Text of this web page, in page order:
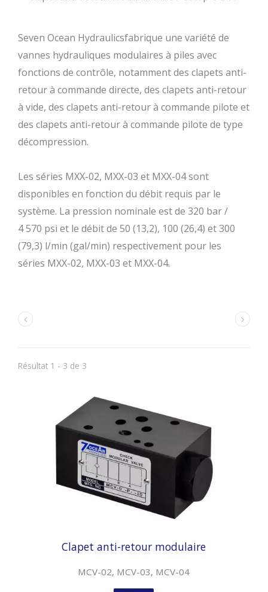
Seven Ocean Hydraulicsfabrique une variété de
vannes hydrauliques modulaires à piles avec
fonctions de contrôle, notamment des clapets anti-
retour à commande directe, des clapets anti-retour
à vide, des clapets anti-retour à commande pilote et
des clapets anti-retour à commande pilote de type
décompression.
Les séries MXX-02, MXX-03 et MXX-04 sont
disponibles en fonction du débit requis par le
système. La pression nominale est de 320 bar /
4 570 psi et le débit de 50 (13,2), 100 (26,4) et 300
(79,3) l/min (gal/min) respectivement pour les
séries MXX-02, MXX-03 et MXX-04.
Résultat 1 - 3 de 3
Clapet anti-retour modulaire
MCV-02, MCV-03, MCV-04